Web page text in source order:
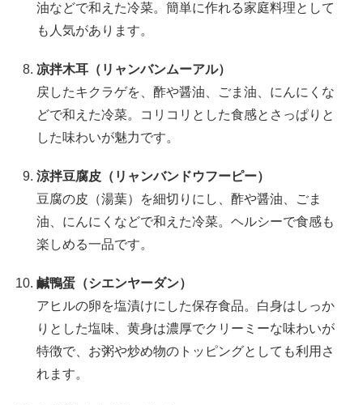
油などで和えた冷菜。簡単に作れる家庭料理として
も人気があります。
凉拌木耳（リャンバンムーアル）
戻したキクラゲを、酢や醤油、ごま油、にんにくな
どで和えた冷菜。コリコリとした食感とさっぱりと
した味わいが魅力です。
涼拌豆腐皮（リャンバンドウフーピー）
豆腐の皮（湯葉）を細切りにし、酢や醤油、ごま
油、にんにくなどで和えた冷菜。ヘルシーで食感も
楽しめる一品です。
鹹鴨蛋（シエンヤーダン）
アヒルの卵を塩漬けにした保存食品。白身はしっか
りとした塩味、黄身は濃厚でクリーミーな味わいが
特徴で、お粥や炒め物のトッピングとしても利用さ
れます。